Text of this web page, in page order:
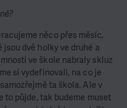
něco přes měsíc,
dvě holky ve druhé a
ve škole nabraly skluz
si vydefinovali, na co je
ta škola. Ale v
to půjde, tak budeme muset